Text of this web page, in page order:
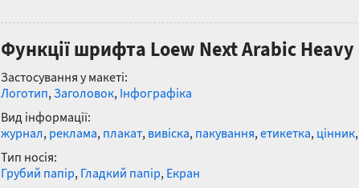
Функції шрифта Loew Next Arabic Heavy
Застосування у макеті:
Логотип,Заголовок, Інфографіка
Вид інформації:
журнал, реклама, плакат, вивіска, пакування,етикетка, цінник,
Тип носія:
Грубий папір, Гладкий папір, Екран